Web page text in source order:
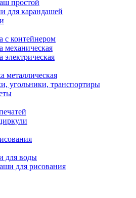
простой
для карандашей
с контейнером
механическая
электрическая
металлическая
угольники, транспортиры
для воды
для рисования